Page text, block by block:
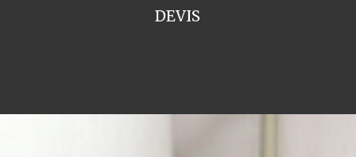
DEVIS